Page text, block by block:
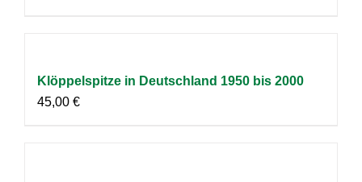
Klöppelspitze in Deutschland 1950 bis 2000
45,00 €